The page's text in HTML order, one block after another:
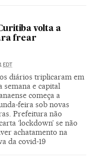
volta a
frear
EDT
diários triplicaram em
semana e capital
começa a
feira sob novas
Prefeitura não
‘lockdown’ se não
achatamento na
da covid-19